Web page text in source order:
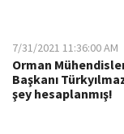
7/31/2021 11:36:00 AM
Orman
Başkanı
şey hesaplanmış!